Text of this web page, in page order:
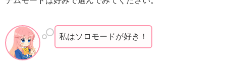
私はソロモードが好き！